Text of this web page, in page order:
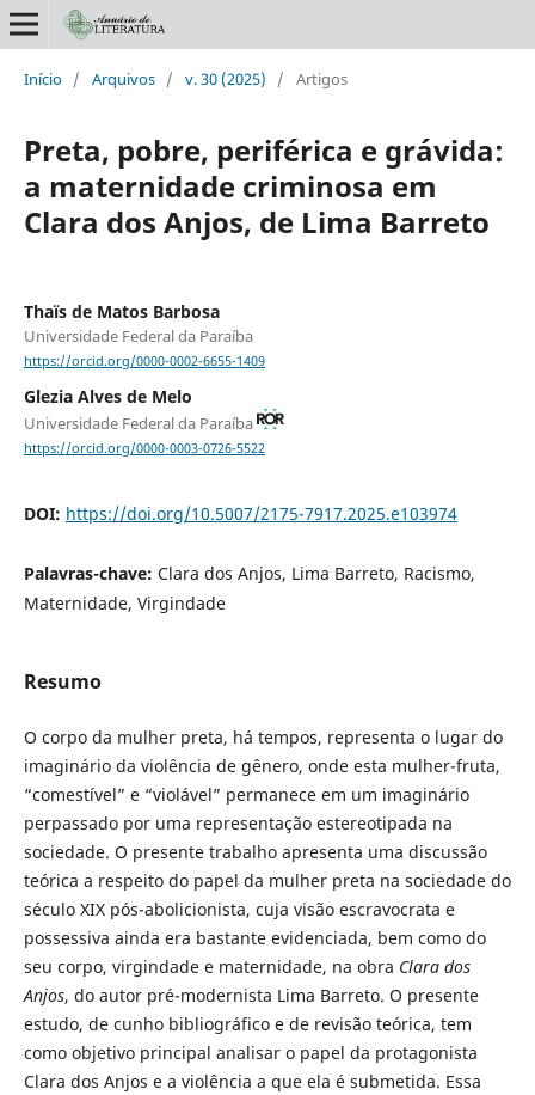
Início / Arquivos / v. 30 (2025) / Artigos
Preta, pobre, periférica e grávida:
a maternidade criminosa em
Clara dos Anjos, de Lima Barreto
Thaïs de Matos Barbosa
Universidade Federal da Paraíba
https://orcid.org/0000-0002-6655-1409
Glezia Alves de Melo
Universidade Federal da Paraíba
https://orcid.org/0000-0003-0726-5522
DOI: https://doi.org/10.5007/2175-7917.2025.e103974
Palavras-chave: Clara dos Anjos, Lima Barreto, Racismo,
Maternidade, Virgindade
Resumo
O corpo da mulher preta, há tempos, representa o lugar do
imaginário da violência de gênero, onde esta mulher-fruta,
“comestível” e “violável” permanece em um imaginário
perpassado por uma representação estereotipada na
sociedade. O presente trabalho apresenta uma discussão
teórica a respeito do papel da mulher preta na sociedade do
século XIX pós-abolicionista, cuja visão escravocrata e
possessiva ainda era bastante evidenciada, bem como do
seu corpo, virgindade e maternidade, na obra Clara dos
Anjos, do autor pré-modernista Lima Barreto. O presente
estudo, de cunho bibliográfico e de revisão teórica, tem
como objetivo principal analisar o papel da protagonista
Clara dos Anjos e a violência a que ela é submetida. Essa